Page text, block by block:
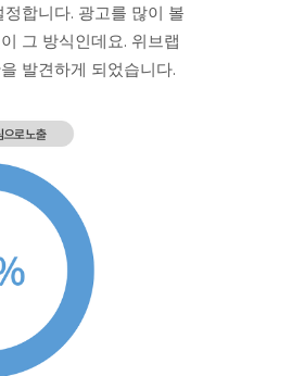
합니다. 광고를 많이 볼
그 방식인데요. 위브랩
발견하게 되었습니다.